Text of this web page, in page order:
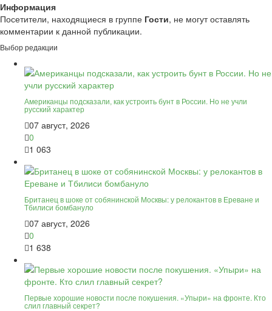
Информация
Посетители, находящиеся в группе Гости, не могут оставлять
комментарии к данной публикации.
Выбор редакции
Американцы подсказали, как устроить бунт в России. Но не учли
русский характер
07 август, 2026
0
1 063
Британец в шоке от собянинской Москвы: у релокантов в Ереване и
Тбилиси бомбануло
07 август, 2026
0
1 638
Первые хорошие новости после покушения. «Упыри» на фронте. Кто
слил главный секрет?